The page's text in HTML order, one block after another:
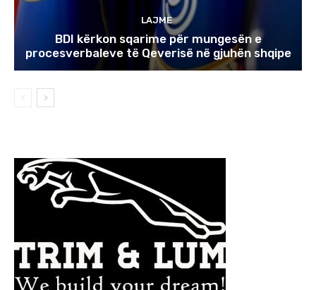
LAJME
BDI kërkon sqarime për mungesën e
procesverbaleve të Qeverisë në gjuhën shqipe